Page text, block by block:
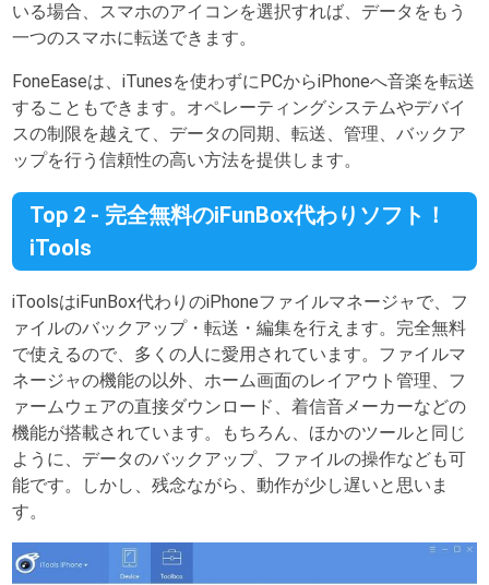
いる場合、スマホのアイコンを選択すれば、データをもう
一つのスマホに転送できます。
FoneEaseは、iTunesを使わずにPCからiPhoneへ音楽を転送
することもできます。オペレーティングシステムやデバイ
スの制限を越えて、データの同期、転送、管理、バックア
ップを行う信頼性の高い方法を提供します。
Top 2 - 完全無料のiFunBox代わりソフト！
iTools
iToolsはiFunBox代わりのiPhoneファイルマネージャで、フ
ァイルのバックアップ・転送・編集を行えます。完全無料
で使えるので、多くの人に愛用されています。ファイルマ
ネージャの機能の以外、ホーム画面のレイアウト管理、フ
ァームウェアの直接ダウンロード、着信音メーカーなどの
機能が搭載されています。もちろん、ほかのツールと同じ
ように、データのバックアップ、ファイルの操作なども可
能です。しかし、残念ながら、動作が少し遅いと思いま
す。